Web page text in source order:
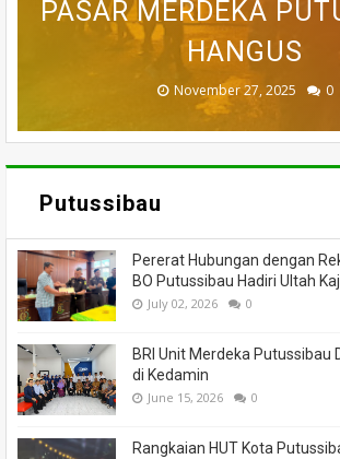
MEMANCING
MENINGGAL
July 05, 2026 0
PASAR MERDEKA
HANGUS
November 27, 2025 0
KORAMIL BADAU
BANTUAN
March 26, 2025 0
PUTUSSIBAU LUDES
API
March 13, 2025 0
TEWAS SETELAH
MASSA
February 18, 2025 0
Putussibau
Pererat Hubungan dengan
BO Putussibau Hadiri Ultah
July 02, 2026 0
BRI Unit Merdeka Putussibau
di Kedamin
June 15, 2026 0
Rangkaian HUT Kota